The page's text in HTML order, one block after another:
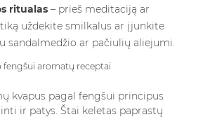
ritualas – prieš meditaciją ar
uždekite smilkalus ar įjunkite
sandalmedžio ar pačiulių aliejumi.
aromatų receptai
kvapus pagal fengšui principus
ir patys. Štai keletas paprastų